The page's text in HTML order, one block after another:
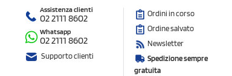
Assistenza clienti
02 2111 8602
Whatsapp
02 2111 8602
Supporto clienti
Ordini in corso
Ordine salvato
Newsletter
Spedizione sempre
gratuita